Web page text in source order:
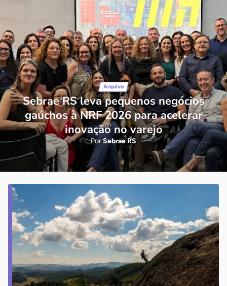
Arquivo
Sebrae RS leva pequenos negócios
gaúchos à NRF 2026 para acelerar
inovação no varejo
PorSebrae RS